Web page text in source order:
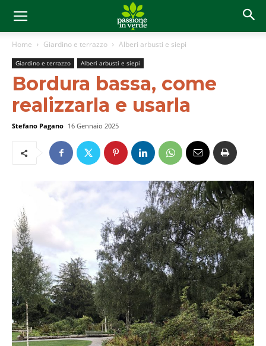
Home Giardino e terrazzo Alberi arbusti e siepi
Giardino e terrazzo Alberi arbusti e siepi
Bordura bassa, come
realizzarla e usarla
Stefano Pagano 16 Gennaio 2025